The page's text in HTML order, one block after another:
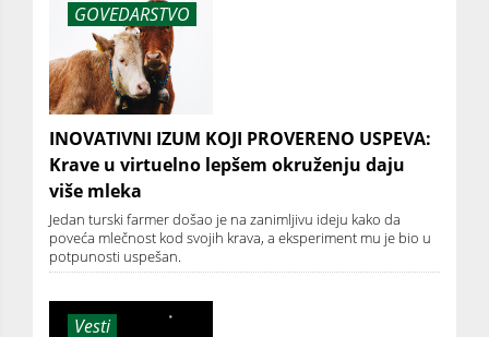
GOVEDARSTVO
INOVATIVNI IZUM KOJI PROVERENO USPEVA:
Krave u virtuelno lepšem okruženju daju
više mleka
Jedan turski farmer došao je na zanimljivu ideju kako da
poveća mlečnost kod svojih krava, a eksperiment mu je bio u
potpunosti uspešan.
Vesti